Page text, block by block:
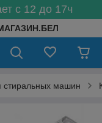
с 12 до 17ч
стиральных машин